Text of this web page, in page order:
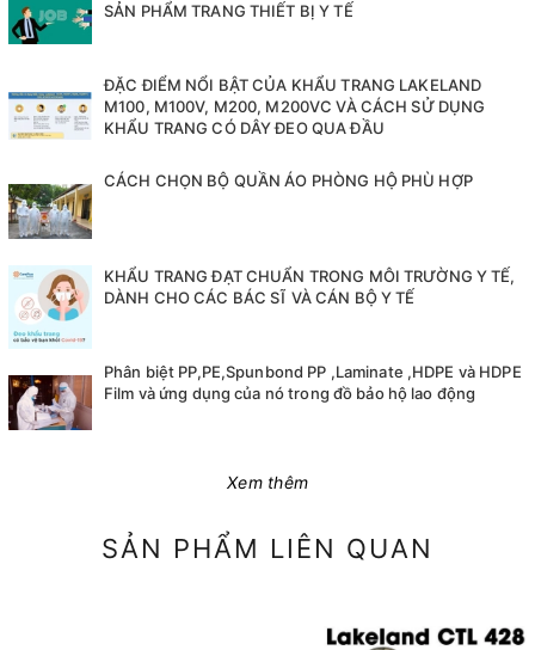
SẢN PHẨM TRANG THIẾT BỊ Y TẾ
ĐẶC ĐIỂM NỔI BẬT CỦA KHẨU TRANG LAKELAND
M100, M100V, M200, M200VC VÀ CÁCH SỬ DỤNG
KHẨU TRANG CÓ DÂY ĐEO QUA ĐẦU
CÁCH CHỌN BỘ QUẦN ÁO PHÒNG HỘ PHÙ HỢP
KHẨU TRANG ĐẠT CHUẨN TRONG MÔI TRƯỜNG Y TẾ,
DÀNH CHO CÁC BÁC SĨ VÀ CÁN BỘ Y TẾ
Phân biệt PP,PE,Spunbond PP ,Laminate ,HDPE và HDPE
Film và ứng dụng của nó trong đồ bảo hộ lao động
Xem thêm
SẢN PHẨM LIÊN QUAN